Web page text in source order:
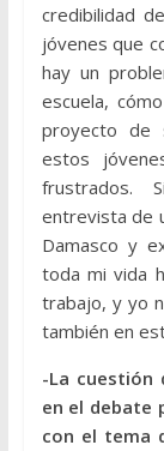
credibilidad
jóvenes que
hay un
escuela,
proyecto de
estos
frustrados.
entrevista de
Damasco y
toda mi vida
trabajo, y yo
también en
-La cuestión
en el debate
con el tema